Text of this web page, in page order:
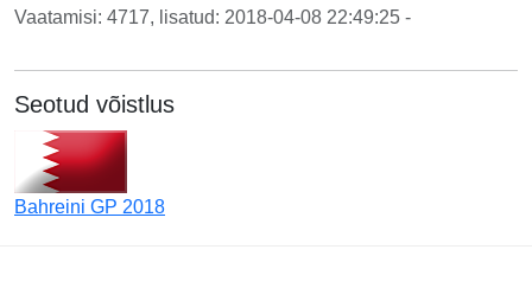
Vaatamisi: 4717, lisatud: 2018-04-08 22:49:25 -
Seotud võistlus
Bahreini GP 2018